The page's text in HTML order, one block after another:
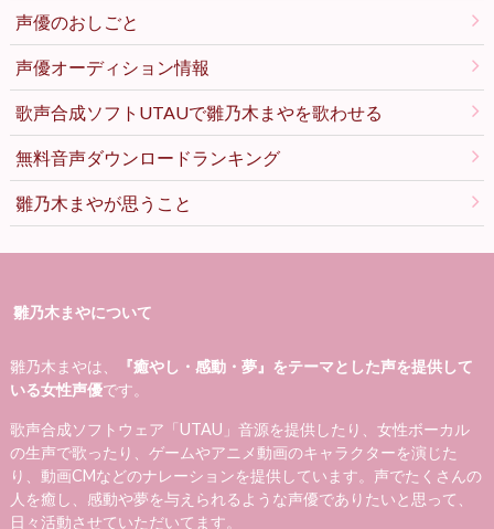
声優のおしごと
声優オーディション情報
歌声合成ソフトUTAUで雛乃木まやを歌わせる
無料音声ダウンロードランキング
雛乃木まやが思うこと
雛乃木まやについて
雛乃木まやは、
『癒やし・感動・夢』をテーマとした声を提供して
いる女性声優です。
歌声合成ソフトウェア「UTAU」音源を提供したり、女性ボーカル
の生声で歌ったり、ゲームやアニメ動画のキャラクターを演じた
り、動画CMなどのナレーションを提供しています。声でたくさんの
人を癒し、感動や夢を与えられるような声優でありたいと思って、
日々活動させていただいてます。